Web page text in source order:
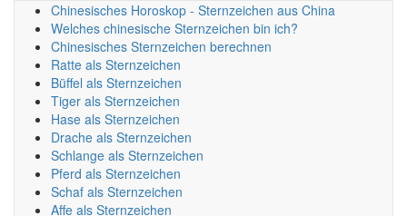
Chinesisches Horoskop - Sternzeichen aus China
Welches chinesische Sternzeichen bin ich?
Chinesisches Sternzeichen berechnen
Ratte als Sternzeichen
Büffel als Sternzeichen
Tiger als Sternzeichen
Hase als Sternzeichen
Drache als Sternzeichen
Schlange als Sternzeichen
Pferd als Sternzeichen
Schaf als Sternzeichen
Affe als Sternzeichen